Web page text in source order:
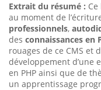
Extrait du résumé :
au moment de
professionnels,
des connaissances en
rouages de ce CMS et
développement d’une
en PHP ainsi que de
un apprentissage